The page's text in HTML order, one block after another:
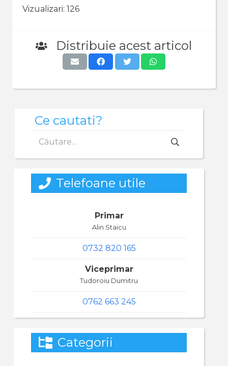
Vizualizari: 126
Distribuie acest articol
Ce cautati?
după:
Telefoane utile
Primar
Alin Staicu
0732 820 165
Viceprimar
Tudoroiu Dumitru
0762 663 245
Categorii